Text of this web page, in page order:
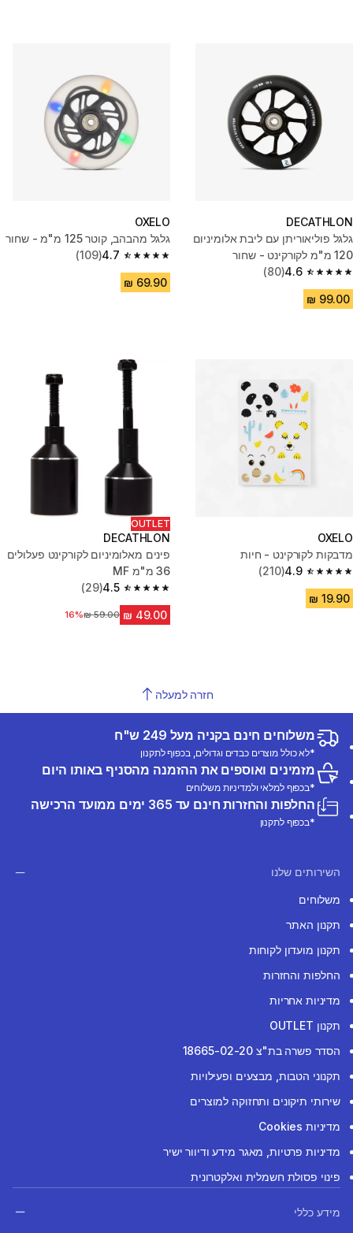
DECATHLON
גלגל פוליאוריתן עם ליבת אלומיניום
120 מ"מ לקורקינט - שחור
4.6
4.6 out of 5 stars from 80 reviews
(80)
OXELO
גלגל מהבהב, קוטר 125 מ"מ - שחור
4.7
4.7 out of 5 stars from 109 reviews
(109)
OXELO
מדבקות לקורקינט - חיות
4.9
4.9 out of 5 stars from 210 reviews
(210)
OUTLET
DECATHLON
פינים מאלומיניום לקורקינט פעלולים
36 מ"מ MF
4.5
4.5 out of 5 stars from 29 reviews
(29)
מחיר לפני הנחה‏59.00 ₪
16%
חזרה למעלה
משלוחים חינם בקניה מעל 249 ש"ח
*לא כולל מוצרים כבדים וגדולים, בכפוף לתקנון
מזמינים ואוספים את ההזמנה מהסניף באותו היום
*בכפוף למלאי ולמדיניות משלוחים
החלפות והחזרות חינם עד 365 ימים ממועד הרכישה
*בכפוף לתקנון
השירותים שלנו
משלוחים
תקנון האתר
תקנון מועדון לקוחות
החלפות והחזרות
מדיניות אחריות
תקנון OUTLET
הסדר פשרה בת"צ 18665-02-20
תקנוני הטבות, מבצעים ופעילויות
שירותי תיקונים ותחזוקה למוצרים
מדיניות Cookies
מדיניות פרטיות, מאגר מידע ודיוור ישיר
פינוי פסולת חשמלית ואלקטרונית
מידע כללי